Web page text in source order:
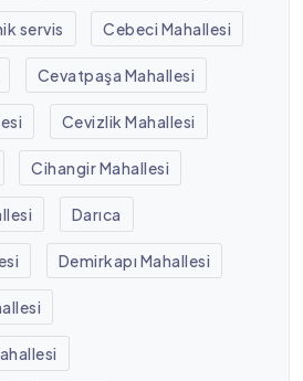
servis Cebeci Mahallesi
Cevatpaşa Mahallesi
Cevizlik Mahallesi
Cihangir Mahallesi
Darıca
Demirkapı Mahallesi